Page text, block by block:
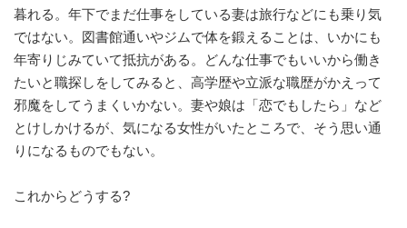
暮れる。年下でまだ仕事をしている妻は旅行などにも乗り気
ではない。図書館通いやジムで体を鍛えることは、いかにも
年寄りじみていて抵抗がある。どんな仕事でもいいから働き
たいと職探しをしてみると、高学歴や立派な職歴がかえって
邪魔をしてうまくいかない。妻や娘は「恋でもしたら」など
とけしかけるが、気になる女性がいたところで、そう思い通
りになるものでもない。
これからどうする?